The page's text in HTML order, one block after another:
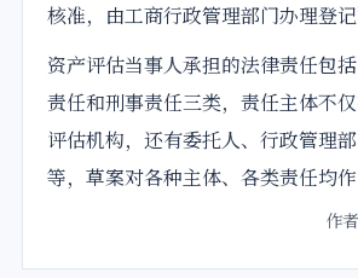
核准，由工商行政管理部门办理登记
资产评估当事人承担的法律责任包
责任和刑事责任三类，责任主体不仅
评估机构，还有委托人、行政管理
等，草案对各种主体、各类责任均作
作